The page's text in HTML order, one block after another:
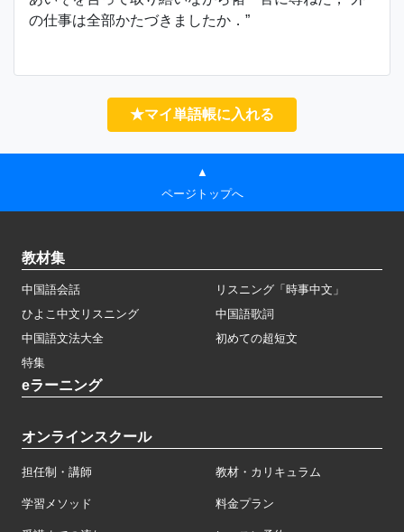
の仕事は全部かたづきましたか．”
★マイ単語帳に入れる
▲
ページトップへ
教材集
中国語会話
リスニング「時事中文」
ひよこ中文リスニング
中国語歌詞
中国語文法大全
初めての超短文
特集
eラーニング
オンラインスクール
担任制・講師 教材・カリキュラム
学習メソッド 料金プラン